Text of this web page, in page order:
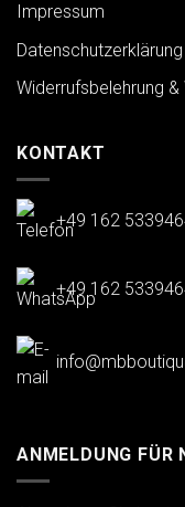
Impressum
Datenschutzerklärung
Widerrufsbelehrung
KONTAKT
+49 162
+49 162
ANMELDUNG FÜR